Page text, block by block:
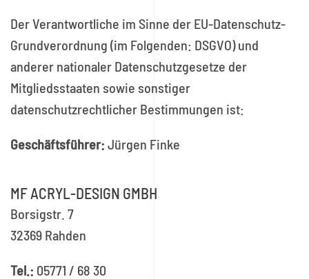
Der Verantwortliche im Sinne der EU-Datenschutz-
Grundverordnung (im Folgenden: DSGVO) und
anderer nationaler Datenschutzgesetze der
Mitgliedsstaaten sowie sonstiger
datenschutzrechtlicher Bestimmungen ist:
Geschäftsführer: Jürgen Finke
MF ACRYL-DESIGN GMBH
Borsigstr. 7
32369 Rahden
Tel.: 05771 / 68 30